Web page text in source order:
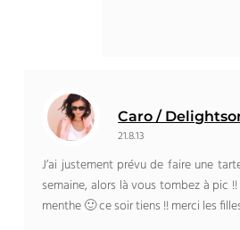
Caro /
21.8.13
J’ai justement prévu de faire une
semaine, alors là vous tombez à pic
menthe 🙂 ce soir tiens !! merci les